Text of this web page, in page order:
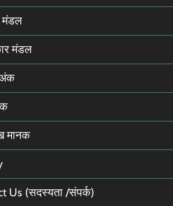
मंडल
मंडल
अंक
मानक
Us (सदस्यता /संपर्क)